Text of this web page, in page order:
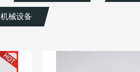
机械设备